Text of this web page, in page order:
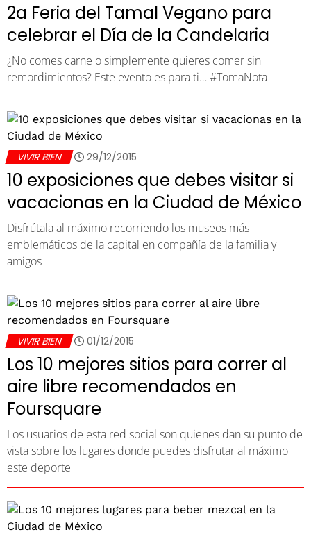
2a Feria del Tamal Vegano para
celebrar el Día de la Candelaria
¿No comes carne o simplemente quieres comer sin
remordimientos? Este evento es para ti… #TomaNota
VIVIR BIEN 29/12/2015
10 exposiciones que debes visitar si
vacacionas en la Ciudad de México
Disfrútala al máximo recorriendo los museos más
emblemáticos de la capital en compañía de la familia y
amigos
VIVIR BIEN 01/12/2015
Los 10 mejores sitios para correr al
aire libre recomendados en
Foursquare
Los usuarios de esta red social son quienes dan su punto de
vista sobre los lugares donde puedes disfrutar al máximo
este deporte